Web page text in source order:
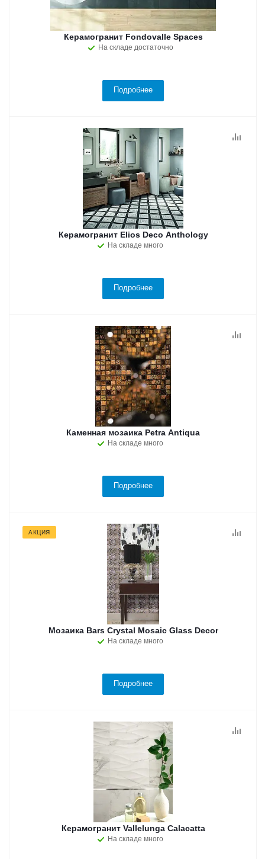
Керамогранит Fondovalle Spaces
На складе достаточно
Подробнее
Керамогранит Elios Deco Anthology
На складе много
Подробнее
Каменная мозаика Petra Antiqua
На складе много
Подробнее
АКЦИЯ
Мозаика Bars Crystal Mosaic Glass Decor
На складе много
Подробнее
Керамогранит Vallelunga Calacatta
На складе много